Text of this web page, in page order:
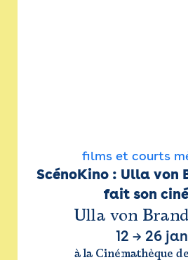
films et courts
ScénoKino : Ulla von
fait son
Ulla von
12 → 26
à la Cinémathèque